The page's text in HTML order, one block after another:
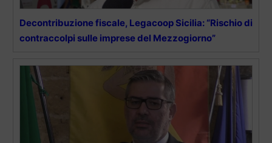
Decontribuzione fiscale, Legacoop Sicilia: “Rischio di
contraccolpi sulle imprese del Mezzogiorno”